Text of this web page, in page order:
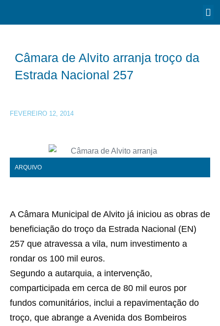
Câmara de Alvito arranja troço da
Estrada Nacional 257
FEVEREIRO 12, 2014
ARQUIVO
A Câmara Municipal de Alvito já iniciou as obras de
beneficiação do troço da Estrada Nacional (EN)
257 que atravessa a vila, num investimento a
rondar os 100 mil euros.
Segundo a autarquia, a intervenção,
comparticipada em cerca de 80 mil euros por
fundos comunitários, inclui a repavimentação do
troço, que abrange a Avenida dos Bombeiros